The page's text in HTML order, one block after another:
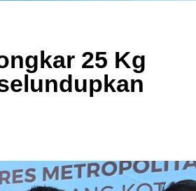
25 Kg